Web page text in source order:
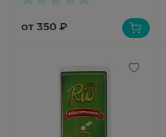
от 350 ₽